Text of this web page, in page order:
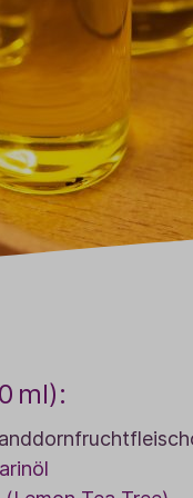
ml):